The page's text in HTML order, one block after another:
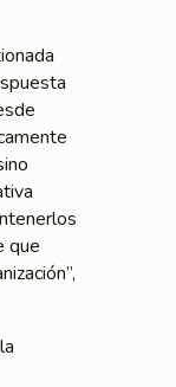
que